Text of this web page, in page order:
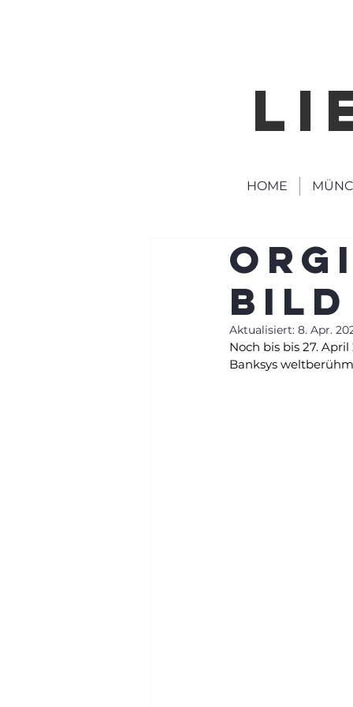
HOME
Bild
Aktualisiert: 8. Apr.
Noch bis bis 27.
Banksys